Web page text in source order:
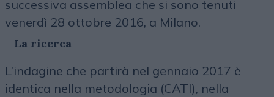
successiva assemblea che si sono tenuti
venerdì 28 ottobre 2016, a Milano.
La ricerca
L’indagine che partirà nel gennaio 2017 è
identica nella metodologia (CATI), nella